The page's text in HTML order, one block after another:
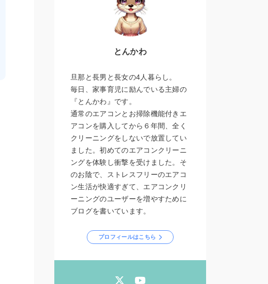
とんかわ
旦那と長男と長女の4人暮らし。
毎日、家事育児に励んでいる主婦の
『とんかわ』です。
通常のエアコンとお掃除機能付きエ
アコンを購入してから６年間、全く
クリーニングをしないで放置してい
ました。初めてのエアコンクリーニ
ングを体験し衝撃を受けました。そ
のお陰で、ストレスフリーのエアコ
ン生活が快適すぎて、エアコンクリ
ーニングのユーザーを増やすために
ブログを書いています。
プロフィールはこちら